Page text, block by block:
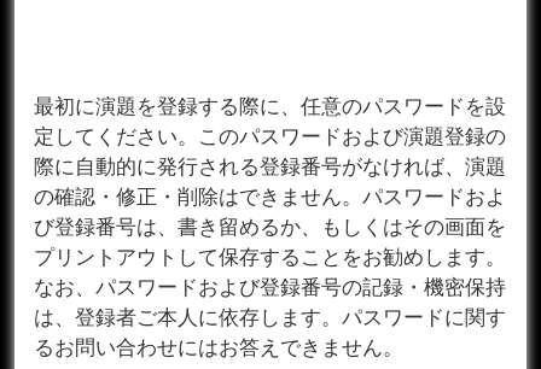
最初に演題を登録する際に、任意のパスワードを設
定してください。このパスワードおよび演題登録の
際に自動的に発行される登録番号がなければ、演題
の確認・修正・削除はできません。パスワードおよ
び登録番号は、書き留めるか、もしくはその画面を
プリントアウトして保存することをお勧めします。
なお、パスワードおよび登録番号の記録・機密保持
は、登録者ご本人に依存します。パスワードに関す
るお問い合わせにはお答えできません。